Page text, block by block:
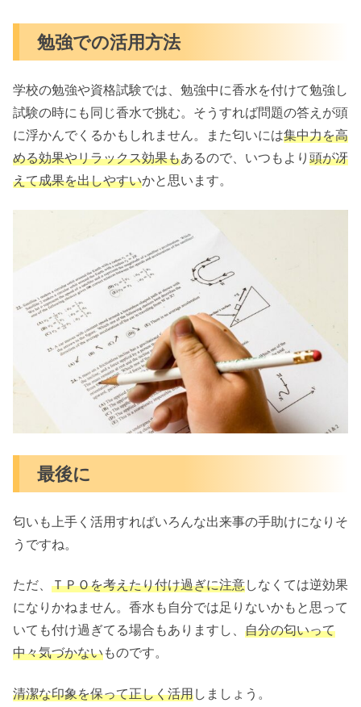
勉強での活用方法
学校の勉強や資格試験では、勉強中に香水を付けて勉強し
試験の時にも同じ香水で挑む。そうすれば問題の答えが頭
に浮かんでくるかもしれません。また匂いには集中力を高
める効果やリラックス効果もあるので、いつもより 頭が冴
えて成果を出しやすいかと思います。
最後に
匂いも上手く活用すればいろんな出来事の手助けになりそ
うですね。
ただ、 ＴＰＯを考えたり付け過ぎに注意しなくては逆効果
になりかねません。香水も自分では足りないかもと思って
いても付け過ぎてる場合もありますし、 自分の匂いって
中々気づかないものです。
清潔な印象を保って正しく活用しましょう。